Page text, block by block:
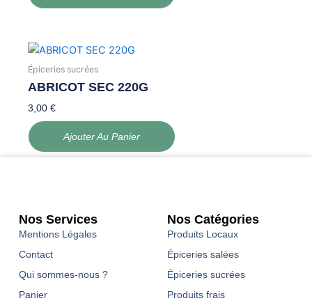
Épiceries sucrées
ABRICOT SEC 220G
3,00€
Ajouter Au Panier
Nos Services
Mentions Légales
Contact
Qui sommes-nous ?
Panier
Nos Catégories
Produits Locaux
Épiceries salées
Épiceries sucrées
Produits frais